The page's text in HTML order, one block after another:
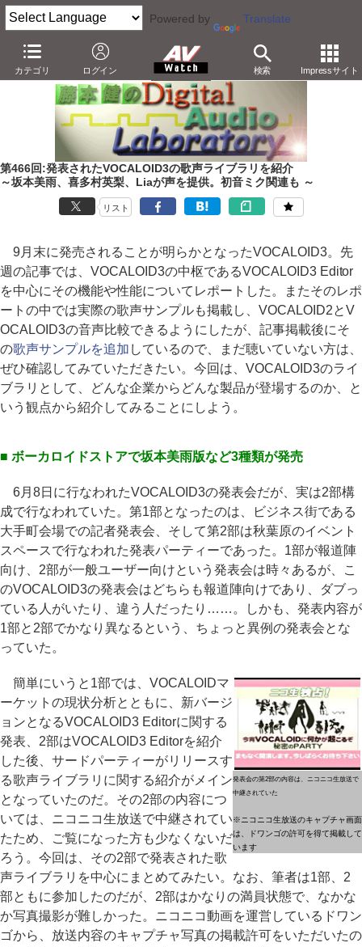
Powered by Translate
カテゴリ ログイン 検索 Impressサイト
AV Watch 製品 アプリ/ソフトウェア
第466回:発表されたVOCALOID3の歌声ライブラリを紹介
～坂本美雨、喜多村英梨、Liaが声を提供。初音ミク関連も ～
リスト
9月末に発売されることが明らかとなったVOCALOID3。先
週の記事では、VOCALOID3の中枢であるVOCALOID3 Editor
を中心にその機能や性能についてレポートした。またそのレポ
ートの中では実際の歌声サンプルも掲載し、VOCALOID2とV
OCALOID3の音声比較できるようにしたが、記事掲載後にそ
の歌声サンプルを追加 しているので、まだ聴いていない方は、
ぜひ確認してみていただきたい。今回は、VOCALOID3のライ
ブラリとして、どんな企業からどんな製品が登場するのか、と
いう観点から紹介してみることにしよう。
■ ボーカロイドストアで坂本美雨版など3種類が発売
6月8日に行なわれたVOCALOID3の発表会だが、実は2部構
成で行なわれていた。第1部となったのは、ビジネス街である
大手町会場での記者発表会、そして第2部は秋葉原のイベント
スペースで行なわれた発表パーティーであった。1部が報道陣
向け、2部が一般ユーザー向けという発表会は時々あるが、こ
のVOCALOID3の発表会はどちらも報道陣向けであり、ダブっ
ている人がいたり、違う人だったり……。しかも、発表内容が
1部と2部でかなり異なるという、ちょっと異例の発表会とな
っていた。
発表会の第2部の内容は、ニコニコ生放送で
中継されていた
※ニコニコ生放送のキャプチャ画面
は、ドワンゴの許可を得て掲載して
います
簡単にいうと1部では、VOCALOIDマ
ーケットの現状分析とともに、新バージ
ョンとなるVOCALOID3 Editorに関する
発表、2部はVOCALOID3 Editorを紹介
した後、サードパーティーがリリースす
る歌声ライブラリに関する紹介がメイン
となっていたのだ。その2部の内容につ
いては、ニコニコ生放送で中継されてい
たため、ご覧になった方も少なくないだ
ろう。今回は、その2部で発表された歌
声ライブラリを中心にまとめてみたい。なお、筆者は1部、2
部ともに参加したのだが、2部はかなりの満員状態で、なかな
か写真撮影が難しかった。ニコニコ動画を運営しているドワン
ゴから、放送内容のキャプチャ写真の掲載許可をいただいたの